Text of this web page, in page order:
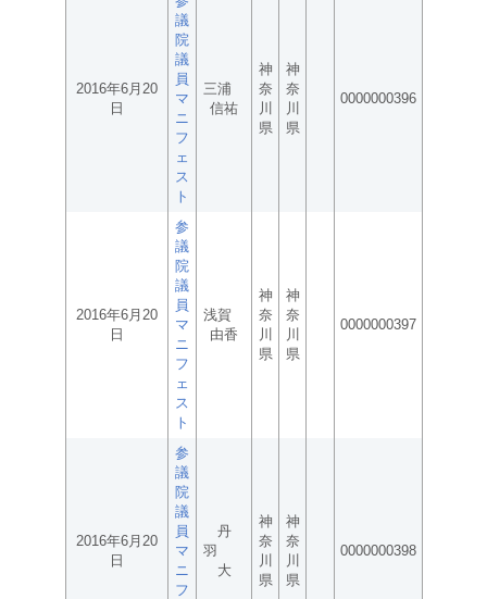
2016年6月20
日
議
院
議
員
マ
ニ
フ
ェ
ス
ト
三浦
信祐
神
奈
川
県
神
奈
川
県
0000000396
2016年6月20
日
参
議
院
議
員
マ
ニ
フ
ェ
ス
ト
浅賀
由香
神
奈
川
県
神
奈
川
県
0000000397
2016年6月20
日
参
議
院
議
員
マ
ニ
フ
丹
羽
大
神
奈
川
県
神
奈
川
県
0000000398